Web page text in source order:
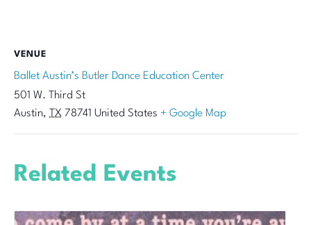
VENUE
Ballet Austin’s Butler Dance Education Center
501 W. Third St
Austin, TX 78741 United States + Google Map
Related Events